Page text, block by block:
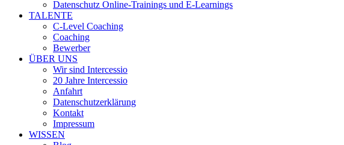
Datenschutz Online-Trainings und E-Learnings
TALENTE
C-Level Coaching
Coaching
Bewerber
ÜBER UNS
Wir sind Intercessio
20 Jahre Intercessio
Anfahrt
Datenschutzerklärung
Kontakt
Impressum
WISSEN